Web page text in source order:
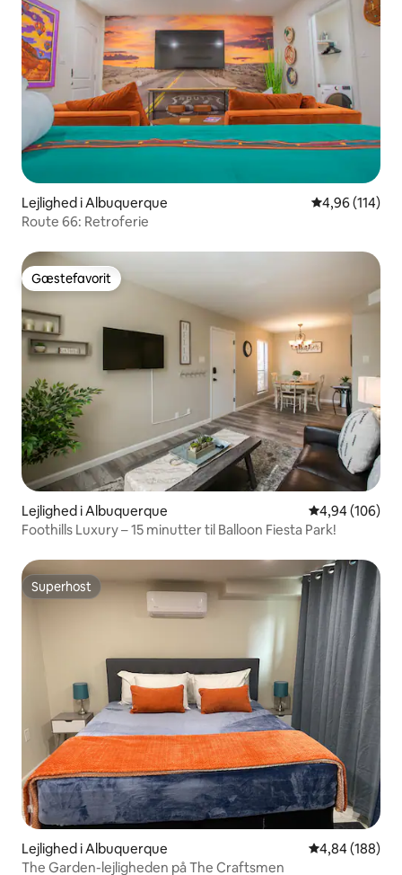
Lejlighed i Albuquerque 4,96 ud af 5 i
4,96 (114)
Route 66: Retroferie
Gæstefavorit
Gæstefavorit
Lejlighed i Albuquerque 4,94 ud af 5 i
4,94 (106)
Foothills Luxury – 15 minutter til Balloon Fiesta Park!
Superhost
Superhost
Lejlighed i Albuquerque 4,84 ud af 5 i
4,84 (188)
The Garden-lejligheden på The Craftsmen